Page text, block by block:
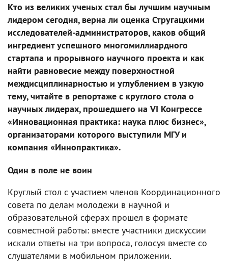
Кто из великих ученых стал бы лучшим научным
лидером сегодня, верна ли оценка Стругацкими
исследователей-администраторов, каков общий
ингредиент успешного многомиллиардного
стартапа и прорывного научного проекта и как
найти равновесие между поверхностной
междисциплинарностью и углублением в узкую
тему, читайте в репортаже с круглого стола о
научных лидерах, прошедшего на VI Конгрессе
«Инновационная практика: наука плюс бизнес»,
организаторами которого выступили МГУ и
компания «Иннопрактика».
Один в поле не воин
Круглый стол с участием членов Координационного
совета по делам молодежи в научной и
образовательной сферах прошел в формате
совместной работы: вместе участники дискуссии
искали ответы на три вопроса, голосуя вместе со
слушателями в мобильном приложении.